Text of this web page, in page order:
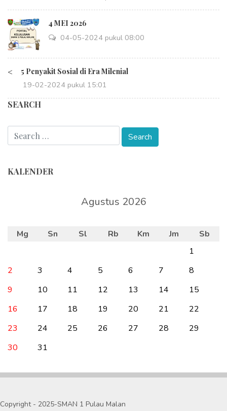
4 MEI 2026
04-05-2024 pukul 08:00
< 5 Penyakit Sosial di Era Milenial
19-02-2024 pukul 15:01
SEARCH
KALENDER
Agustus 2026
Mg Sn Sl Rb Km Jm
Sb
1
2
3 4 5 6 7
8
9
10 11 12 13 14
15
16
17 18 19 20 21
22
23
24 25 26 27 28
29
30
31
Copyright - 2025-SMAN 1 Pulau Malan